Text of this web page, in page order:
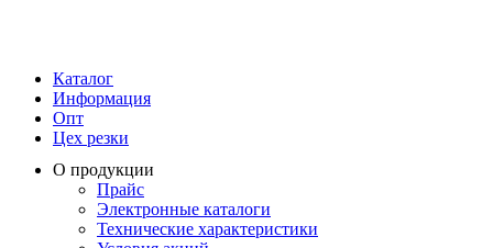
Каталог
Информация
Опт
Цех резки
О продукции
Прайс
Электронные каталоги
Технические характеристики